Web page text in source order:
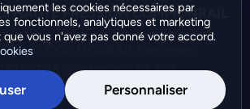
HAUTE PRESSION COMMONRAIL
PRESS COMMONRAIL Mercedes
PRESS COMMONRAIL Fiat
PRESS COMMONRAIL Citroen
les cookies nécessaires par
fonctionnels, analytiques et marketing
vous n'avez pas donné votre accord.
Personnaliser